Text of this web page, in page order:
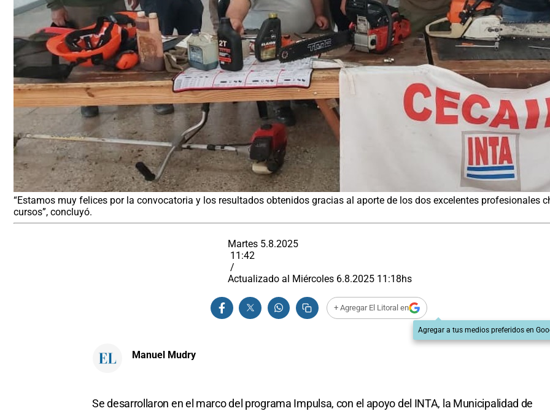
“Estamos muy felices por la convocatoria y los resultados obtenidos gracias al aporte de los dos excelentes profesionales
cursos”, concluyó.
Martes 5.8.2025
11:42
/
Actualizado al Miércoles 6.8.2025 11:18hs
+ Agregar El Litoral en
Agregar a tus medios preferidos en
Manuel Mudry
Se desarrollaron en el marco del programa Impulsa, con el apoyo del INTA, la Municipalidad de